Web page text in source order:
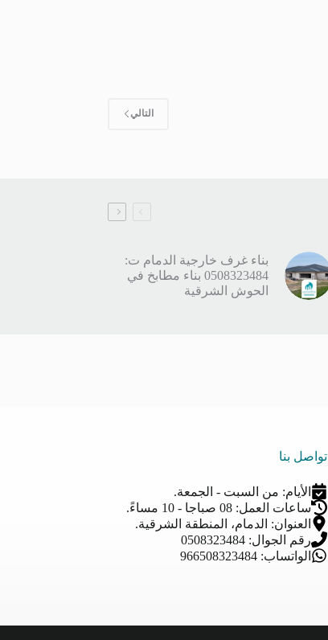
التالي
بناء غرف خارجية الدمام ت:
0508323484 بناء مطابخ في
الحوش الشرقية
تواصل بنا
الأيام: من السبت - الجمعة.
ساعات العمل: 08 صباجا - 10 مساءً.
العنوان: الدمام، المنطقة الشرقية.
رقم الجوال: 0508323484
الواتساب: 966508323484